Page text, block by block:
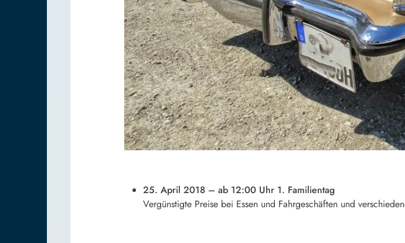
25. April 2018 – ab 12:00 Uhr 1. Familientag
Vergünstigte Preise bei Essen und Fahrgeschäften und